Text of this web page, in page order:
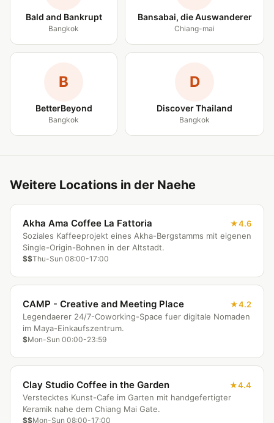
Bald and Bankrupt
Bangkok
Bansabai, die Auswanderer
Chiang-mai
B
BetterBeyond
Bangkok
D
Discover Thailand
Bangkok
Weitere Locations in der Naehe
Akha Ama Coffee La Fattoria
4.6
Soziales Kaffeeprojekt eines Akha-Bergstamms mit eigenen
Single-Origin-Bohnen in der Altstadt.
$$Thu-Sun 08:00-17:00
CAMP - Creative and Meeting Place
4.2
Legendaerer 24/7-Coworking-Space fuer digitale Nomaden
im Maya-Einkaufszentrum.
$Mon-Sun 00:00-23:59
Clay Studio Coffee in the Garden
4.4
Verstecktes Kunst-Cafe im Garten mit handgefertigter
Keramik nahe dem Chiang Mai Gate.
$$Mon-Sun 08:00-17:00